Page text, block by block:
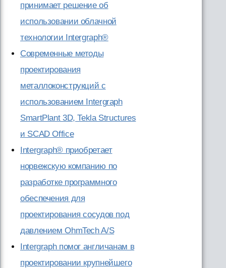
принимает решение об
использовании облачной
технологии Intergraph®
Современные методы
проектирования
металлоконструкций с
использованием Intergraph
SmartPlant 3D, Tekla Structures
и SCAD Office
Intergraph® приобретает
норвежскую компанию по
разработке программного
обеспечения для
проектирования сосудов под
давлением OhmTech A/S
Intergraph помог англичанам в
проектировании крупнейшего